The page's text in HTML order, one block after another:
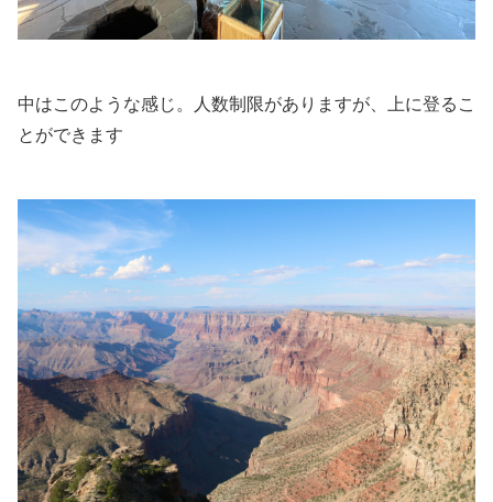
中はこのような感じ。人数制限がありますが、上に登るこ
とができます